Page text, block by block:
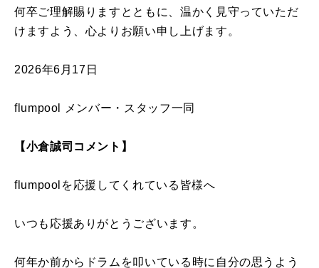
何卒ご理解賜りますとともに、温かく見守っていただ
けますよう、心よりお願い申し上げます。
2026年6月17日
flumpool メンバー・スタッフ一同
【小倉誠司コメント】
flumpoolを応援してくれている皆様へ
いつも応援ありがとうございます。
何年か前からドラムを叩いている時に自分の思うよう